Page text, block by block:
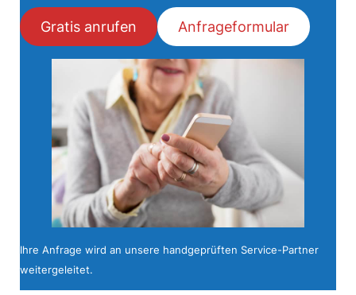
Gratis anrufen Anfrageformular
Ihre Anfrage wird an unsere handgeprüften Service-Partner
weitergeleitet.